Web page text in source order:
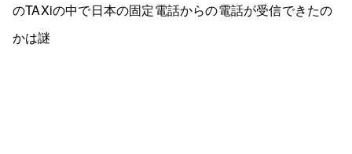
のTAXiの中で日本の固定電話からの電話が受信できたの
かは謎